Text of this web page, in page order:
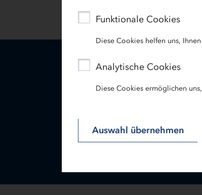
Funktionale Cookies
Diese Cookies helfen uns,
Analytische Cookies
Diese Cookies ermöglichen
Auswahl übernehmen